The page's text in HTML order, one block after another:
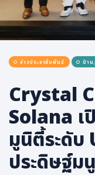
ศาสนา
การเมือง
ธุรกิจ, สังคม
เศรษฐกิจ, การเงิน
การเกษตร
พลังงาน, สิ่งแวดล้อม
ยานยนต์
ขนส่ง
ข่าวประชาสัมพันธ์ บ้าน
Crystal
Solana เ
มูนิตี้ระดั
ประดิษฐ์ม